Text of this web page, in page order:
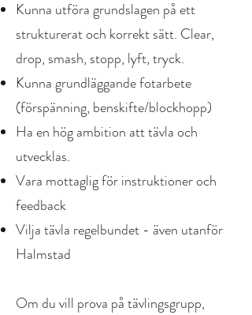
Kunna utföra grundslagen på ett
strukturerat och korrekt sätt. Clear,
drop, smash, stopp, lyft, tryck.
Kunna grundläggande fotarbete
(förspänning, benskifte/blockhopp)
Ha en hög ambition att tävla och
utvecklas.
Vara mottaglig för instruktioner och
feedback
Vilja tävla regelbundet - även utanför
Halmstad
Om du vill prova på tävlingsgrupp,